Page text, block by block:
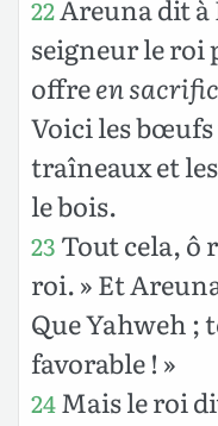
22Areuna dit à
seigneur le roi
offreen
Voici les
traîneaux et
le bois.
23 Tout cela, ô
roi. » Et
Que Yahweh ;
favorable ! »
24Mais le roi